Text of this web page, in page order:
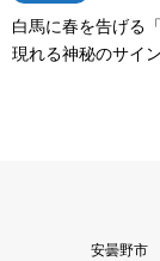
白馬に春を告げる
現れる神秘のサイ
安曇野市